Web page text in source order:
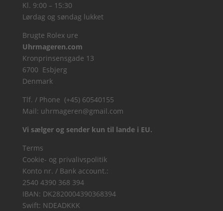
Kl. 9:00 – 15:30
Lørdag og søndag lukket
Brugte Rolex ure
Uhrmageren.com
Kronprinsensgade 13
6700 Esbjerg
Denmark
Tlf. / Phone (+45) 60540155
Mail: uhrmageren@gmail.com
Vi sælger og sender kun til lande i EU.
Terms
Cookie- og privalivspolitik
Konto nr. / Bank account.:
2540 4390 368 394
IBAN: DK2820004390368394
Swift: NDEADKKK